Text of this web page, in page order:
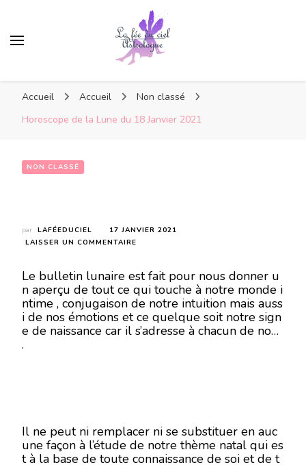
Accueil Accueil
Non classé
Horoscope de la Lune du 18 Janvier 2021
NON CLASSÉ
par LAFÉEDUCIEL
17 JANVIER 2021
LAISSER UN COMMENTAIRE
LA
LUNE
DU
18
JANVIER
Le bulletin lunaire est fait pour nous donner u
n aperçu de tout ce qui touche à notre monde i
ntime , conjugaison de notre intuition mais auss
i de nos émotions et ce quelque soit notre sign
e de naissance car il s’adresse à chacun de nous
.
Il ne peut ni remplacer ni se substituer en auc
une façon à l’étude de notre thème natal qui es
t à la base de toute connaissance de soi et de t